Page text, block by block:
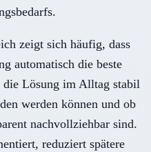
zeigt sich häufig, dass
automatisch die beste
Lösung im Alltag stabil
werden können und ob
nachvollziehbar sind.
reduziert spätere